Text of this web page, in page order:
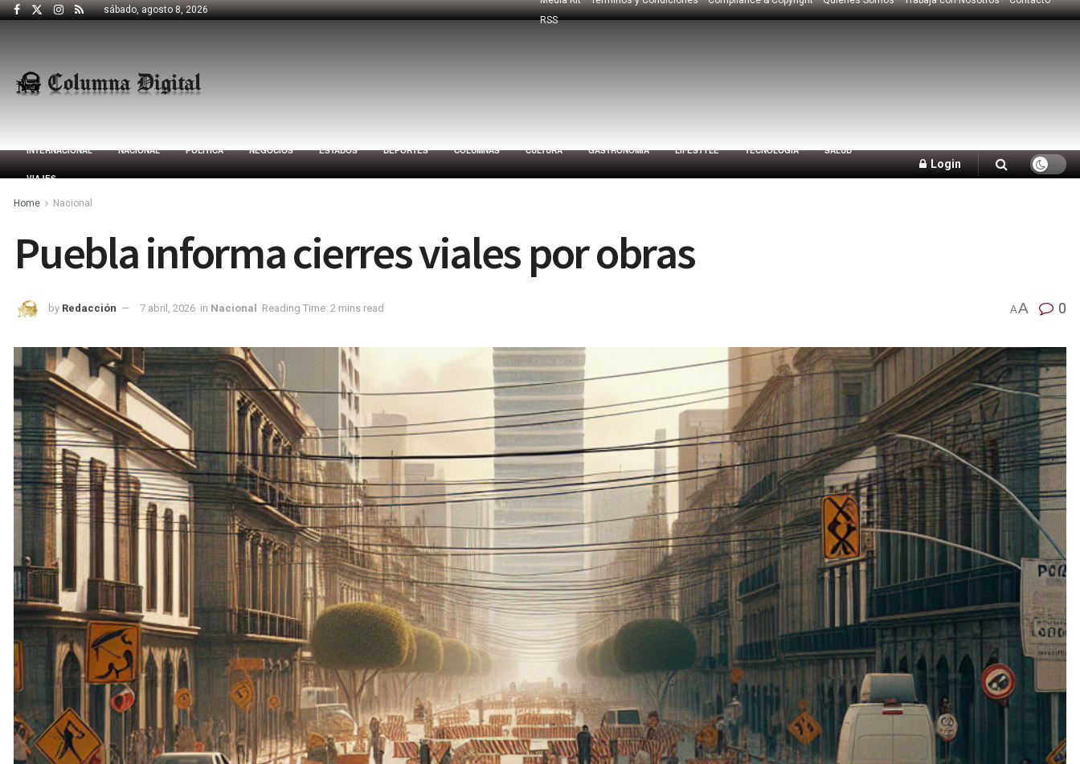
sábado, agosto 8, 2026
RSS
INTERNACIONAL NACIONAL POLÍTICA NEGOCIOS ESTADOS DEPORTES COLUMNAS CULTURA GASTRONOMÍA LIFESTYLE TECNOLOGÍA SALUD
VIAJES
Login
Home Nacional
Puebla informa cierres viales por obras
by Redacción 7 abril, 2026 in Nacional Reading Time: 2 mins read AA 0